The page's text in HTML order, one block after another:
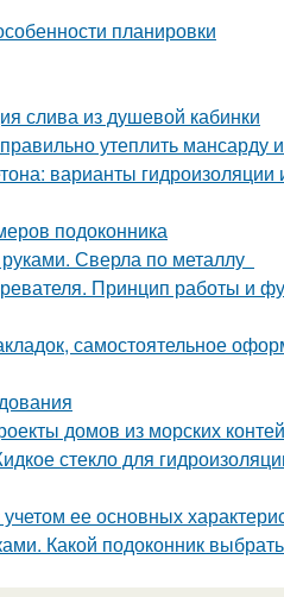
планировки
слива из душевой кабинки
утеплить мансарду
варианты гидроизоляции
подоконника
Сверла по металлу
Принцип работы и
самостоятельное
домов из морских
стекло для
ее основных
Какой подоконник